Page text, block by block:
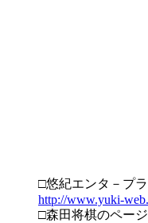
□悠紀エンタ－プ
http://www.yuki-
□森田将棋のページ